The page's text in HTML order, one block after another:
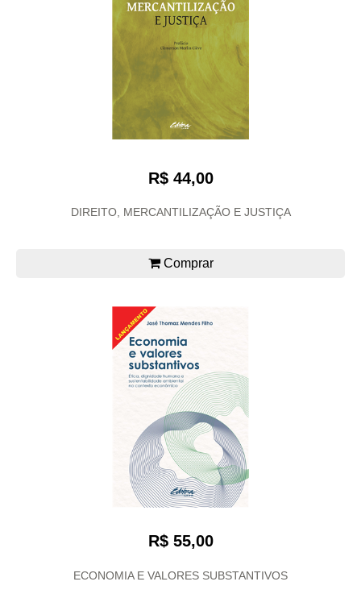
R$ 44,00
DIREITO, MERCANTILIZAÇÃO E JUSTIÇA
Comprar
R$ 55,00
ECONOMIA E VALORES SUBSTANTIVOS